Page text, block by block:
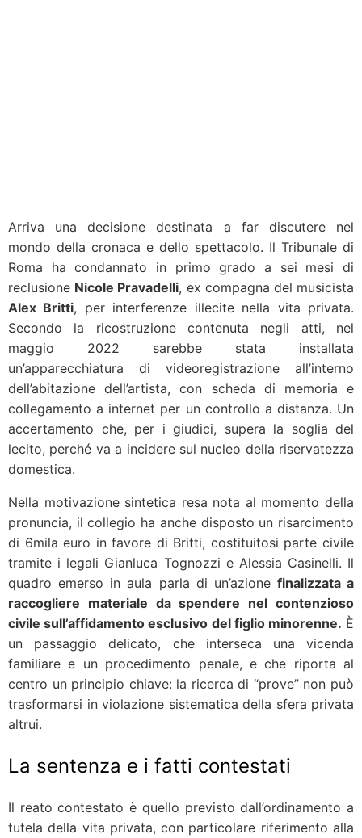
Arriva una decisione destinata a far discutere nel
mondo della cronaca e dello spettacolo. Il Tribunale di
Roma ha condannato in primo grado a sei mesi di
reclusione Nicole Pravadelli, ex compagna del musicista
Alex Britti, per interferenze illecite nella vita privata.
Secondo la ricostruzione contenuta negli atti, nel
maggio 2022 sarebbe stata installata
un’apparecchiatura di videoregistrazione all’interno
dell’abitazione dell’artista, con scheda di memoria e
collegamento a internet per un controllo a distanza. Un
accertamento che, per i giudici, supera la soglia del
lecito, perché va a incidere sul nucleo della riservatezza
domestica.
Nella motivazione sintetica resa nota al momento della
pronuncia, il collegio ha anche disposto un risarcimento
di 6mila euro in favore di Britti, costituitosi parte civile
tramite i legali Gianluca Tognozzi e Alessia Casinelli. Il
quadro emerso in aula parla di un’azione finalizzata a
raccogliere materiale da spendere nel contenzioso
civile sull’affidamento esclusivo del figlio minorenne. È
un passaggio delicato, che interseca una vicenda
familiare e un procedimento penale, e che riporta al
centro un principio chiave: la ricerca di “prove” non può
trasformarsi in violazione sistematica della sfera privata
altrui.
La sentenza e i fatti contestati
Il reato contestato è quello previsto dall’ordinamento a
tutela della vita privata, con particolare riferimento alla